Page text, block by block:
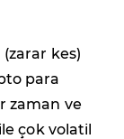
(zarar kes)
para
zaman ve
çok volatil